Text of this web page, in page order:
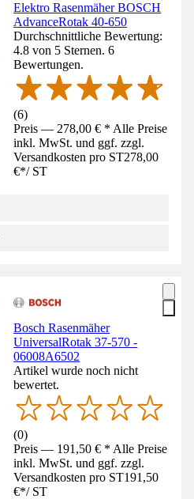
Elektro Rasenmäher BOSCH
AdvanceRotak 40-650
Durchschnittliche Bewertung:
4.8 von 5 Sternen. 6
Bewertungen.
(6)
Preis — 278,00 € * Alle Preise
inkl. MwSt. und ggf. zzgl.
Versandkosten pro ST278,00
€*/ ST
Bosch Rasenmäher
UniversalRotak 37-570 -
06008A6502
Artikel wurde noch nicht
bewertet.
(0)
Preis — 191,50 € * Alle Preise
inkl. MwSt. und ggf. zzgl.
Versandkosten pro ST191,50
€*/ ST